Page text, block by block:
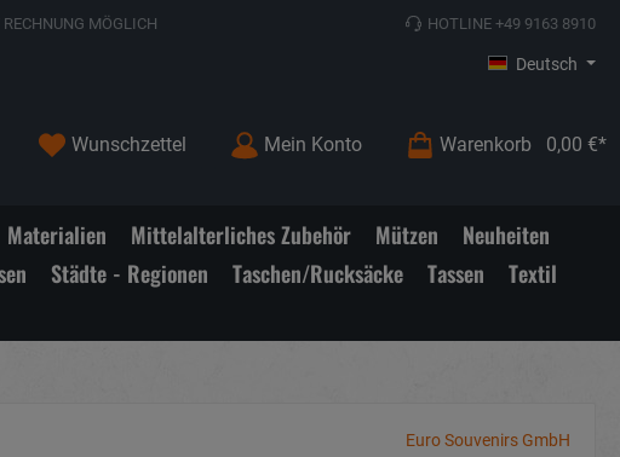
RECHNUNG MÖGLICH HOTLINE +49 9163 8910
Deutsch
Wunschzettel Mein Konto Warenkorb 0,00 €*
Materialien Mittelalterliches Zubehör Mützen
Neuheiten
Städte - Regionen Taschen/Rucksäcke Tassen
Textil
Euro Souvenirs GmbH